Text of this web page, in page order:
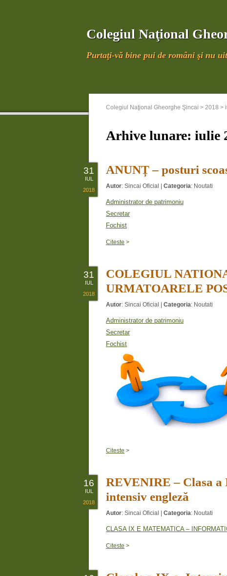
Colegiul Naţional
Purtaţi-vă bine pui de români şi nu
Colegiul Naţional Gheorghe Şincai > 2018 >
Arhive lunare: iulie
ANUNȚ – posturi
Autor: Sincai Oficial Categoria: Noutati
Administrator de patrimoniu
Secretar
Fochist
Citeste >
31
IUL
2018
COLEGIUL
URMATOARELE
Autor: Sincai Oficial Categoria: Noutati
Administrator de patrimoniu
Secretar
Fochist
Citeste >
31
IUL
2018
REVENIRE – Clasa
intensiv engleză
Autor: Sincai Oficial Categoria: Noutati
CLASA IX E MATEMATICA –
Citeste >
16
IUL
2018